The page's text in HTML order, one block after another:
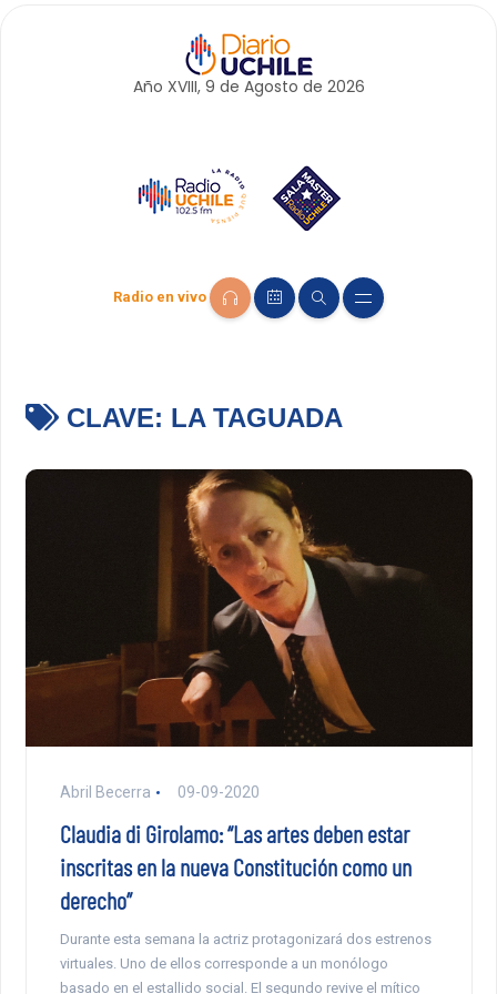
Año XVIII, 9 de Agosto de 2026
Radio en vivo
CLAVE: LA TAGUADA
Abril Becerra 09-09-2020
Claudia di Girolamo: “Las artes deben estar
inscritas en la nueva Constitución como un
derecho”
Durante esta semana la actriz protagonizará dos estrenos
virtuales. Uno de ellos corresponde a un monólogo
basado en el estallido social. El segundo revive el mítico